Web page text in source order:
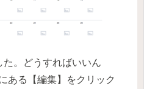
た。どうすればいいん
る【編集】をクリック